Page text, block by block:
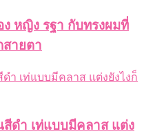
หญิง รฐา กับทรงผมที่
สายตา
ดำ เท่แบบมีคลาส แต่ง